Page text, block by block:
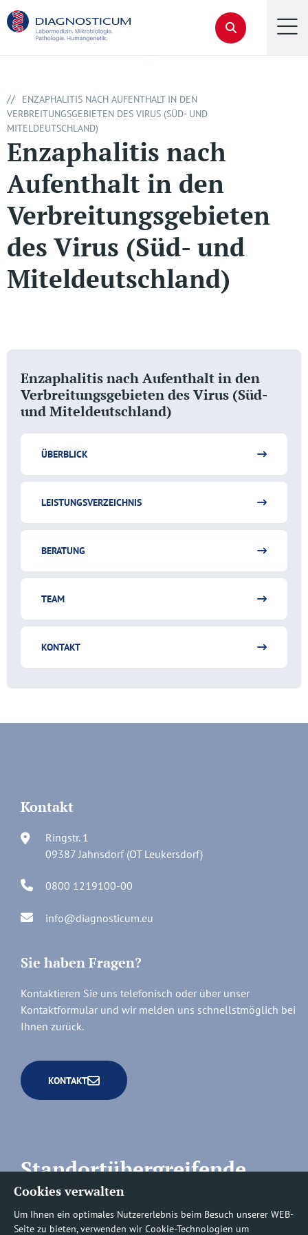
Cookies verwalten
Um Ihnen ein optimales Nutzererlebnis beim Besuch unserer WEB-
Seite zu bieten, verwenden wir Cookie-Technologien um
Enzaphalitis nach Aufenthalt in den
Verbreitungsgebieten des Virus (Süd-
und Miteldeutschland)
ÜBERBLICK
LEISTUNGSVERZEICHNIS
BERATUNG
TEAM
KONTAKT
//
ENZAPHALITIS NACH AUFENTHALT IN DEN
VERBREITUNGSGEBIETEN DES VIRUS (SÜD- UND
MITELDEUTSCHLAND)
Enzaphalitis nach
Aufenthalt in den
Verbreitungsgebieten
des Virus (Süd- und
Miteldeutschland)
Kontakt
Ringstr. 1
09387 Jahnsdorf (OT Leukersdorf)
0800 1219100-00
info@diagnosticum.eu
Sie haben Fragen?
Kontaktieren Sie uns telefonisch oder über unser
Kontaktformular und wir melden uns schnellstmöglich bei
Ihnen zurück.
KONTAKT
Standortübergreifende
Rufnummern